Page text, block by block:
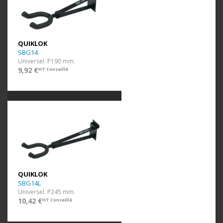
QUIKLOK
SBG14
Universel. P190 mm.
9,92 €HT Conseillé
QUIKLOK
SBG14L
Universel. P245 mm.
10,42 €HT Conseillé